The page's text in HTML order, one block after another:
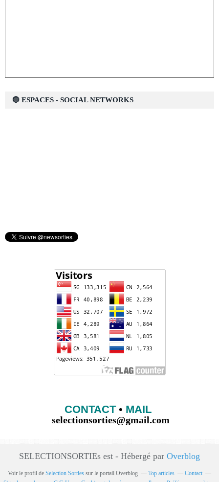
🔵 ESPACES - SOCIAL NETWORKS
CONTACT• MAIL
selectionsorties@gmail.com
SELECTIONSORTIEs est - Hébergé par Overblog
Voir le profil de Selection Sorties sur le portail Overblog Top articles
Contact